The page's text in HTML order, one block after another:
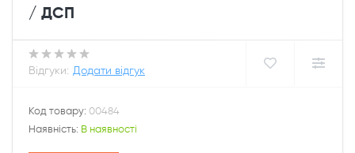
/ ДСП
Відгуки: Додати відгук
Код товару: 00484
Наявність: В наявності